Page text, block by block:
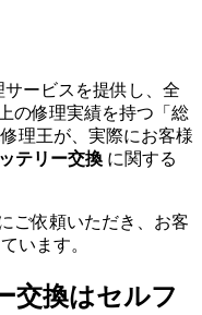
ービスを提供し、全
の修理実績を持つ「総
理王が、実際にお客様
テリー交換 に関する
ご依頼いただき、お客
います。
交換はセルフ